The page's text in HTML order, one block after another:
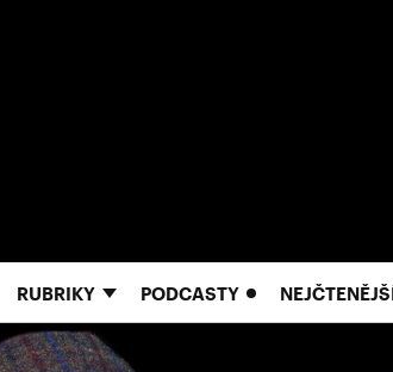
RUBRIKY PODCASTY